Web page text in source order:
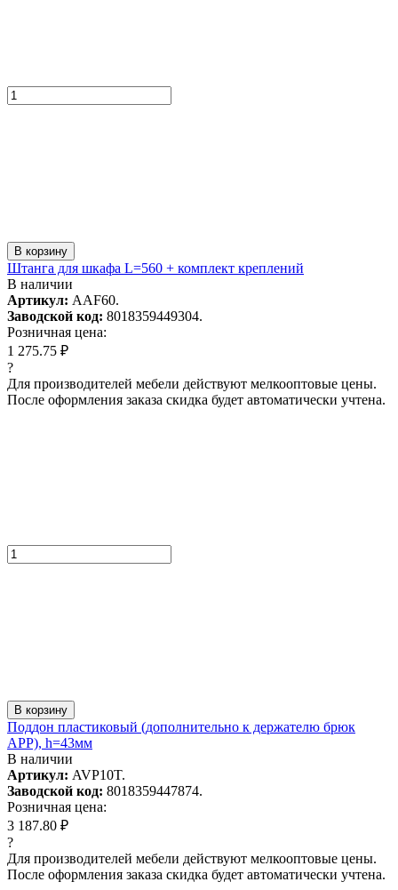
В корзину
Штанга для шкафа L=560 + комплект креплений
В наличии
Артикул: AAF60.
Заводской код: 8018359449304.
Розничная цена:
1 275.75 ₽
?
Для производителей мебели действуют мелкооптовые цены.
После оформления заказа скидка будет автоматически учтена.
В корзину
Поддон пластиковый (дополнительно к держателю брюк
APP), h=43мм
В наличии
Артикул: AVP10T.
Заводской код: 8018359447874.
Розничная цена:
3 187.80 ₽
?
Для производителей мебели действуют мелкооптовые цены.
После оформления заказа скидка будет автоматически учтена.